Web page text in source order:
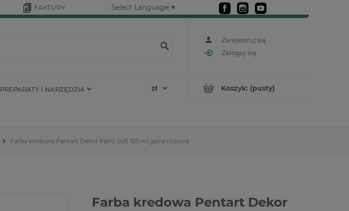
FAKTURY Select Language ▼
Zarejestruj się
Zaloguj się
Koszyk: (pusty)
PREPARATY i NARZĘDZIA
Farba kredowa Pentart Dekor Paint Soft 100 ml jasna różowa
Farba kredowa Pentart Dekor